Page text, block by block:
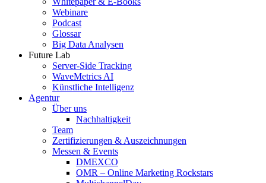
Webinare
Podcast
Glossar
Big Data Analysen
Future Lab
Server-Side Tracking
WaveMetrics AI
Künstliche Intelligenz
Agentur
Über uns
Nachhaltigkeit
Team
Zertifizierungen & Auszeichnungen
Messen & Events
DMEXCO
OMR – Online Marketing Rockstars